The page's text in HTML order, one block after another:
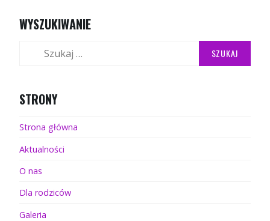
WYSZUKIWANIE
STRONY
Strona główna
Aktualności
O nas
Dla rodziców
Galeria